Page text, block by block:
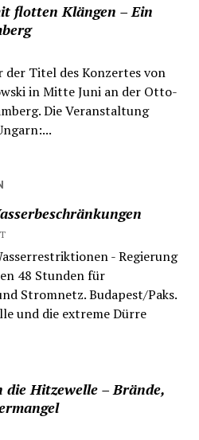
flotten Klängen – Ein
der Titel des Konzertes von
in Mitte Juni an der Otto-
Die Veranstaltung
- Regierung
48 Stunden für
Stromnetz. Budapest/Paks.
und die extreme Dürre
die Hitzewelle – Brände,